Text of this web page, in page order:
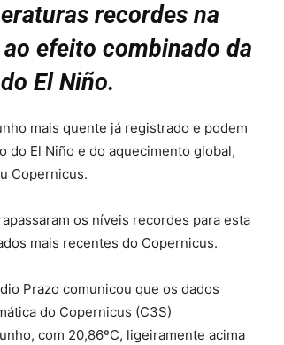
recordes na
efeito combinado da
El Niño.
mais quente já registrado e podem
do El Niño e do aquecimento global,
Copernicus.
os níveis recordes para esta
mais recentes do Copernicus.
Prazo comunicou que os dados
do Copernicus (C3S)
com 20,86ºC, ligeiramente acima